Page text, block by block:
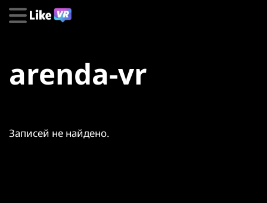
arenda-vr
Записей не найдено.